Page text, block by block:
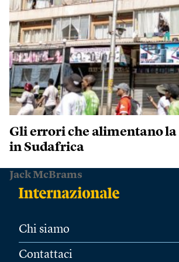
Gli errori che alimentano
in Sudafrica
Jack McBrams
Chi siamo
Contattaci